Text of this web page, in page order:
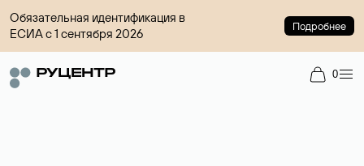
Обязательная идентификация в
ЕСИА с 1 сентября 2026
Подробнее
0